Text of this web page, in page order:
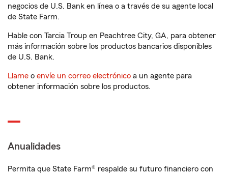
negocios de U.S. Bank en línea o a través de su agente local
de State Farm.
Hable con Tarcia Troup en Peachtree City, GA, para obtener
más información sobre los productos bancarios disponibles
de U.S. Bank.
Llame o envíe un correo electrónico a un agente para
obtener información sobre los productos.
Anualidades
Permita que State Farm® respalde su futuro financiero con